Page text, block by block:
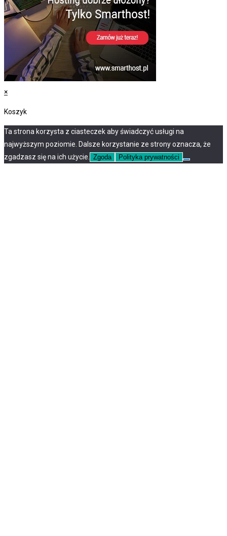
×
Koszyk
Ta strona korzysta z ciasteczek aby świadczyć usługi na
najwyższym poziomie. Dalsze korzystanie ze strony oznacza, że
zgadzasz się na ich użycie.
Zgoda Polityka prywatności